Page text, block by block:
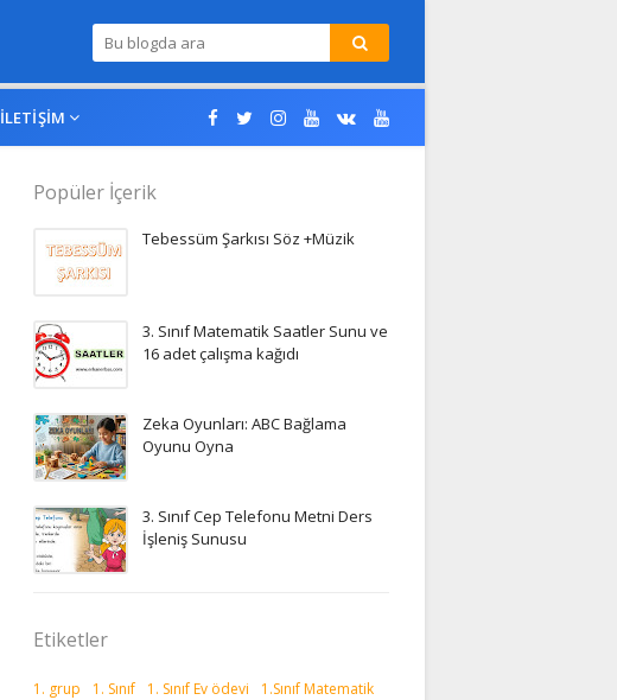
İLETİŞİM
Popüler İçerik
Tebessüm Şarkısı Söz +Müzik
3. Sınıf Matematik Saatler Sunu ve
16 adet çalışma kağıdı
Zeka Oyunları: ABC Bağlama
Oyunu Oyna
3. Sınıf Cep Telefonu Metni Ders
İşleniş Sunusu
Etiketler
1. grup 1. Sınıf 1. Sınıf Ev ödevi
1.Sınıf Matematik